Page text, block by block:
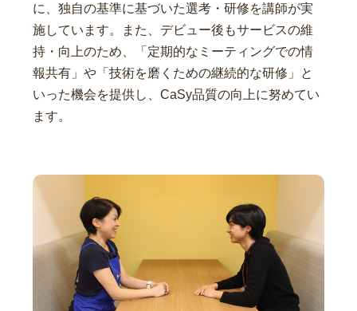
に、独自の基準に基づいた選考・研修を講師が実
施しています。また、デビュー後もサービスの維
持・向上のため、「定期的なミーティングでの情
報共有」や「技術を磨くための継続的な研修」と
いった機会を提供し、CaSy品質の向上に努めてい
ます。